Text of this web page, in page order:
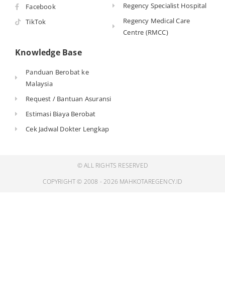
Facebook
TikTok
Regency Specialist Hospital
Regency Medical Care
Centre (RMCC)
Knowledge Base
Panduan Berobat ke
Malaysia
Request / Bantuan Asuransi
Estimasi Biaya Berobat
Cek Jadwal Dokter Lengkap
© ALL RIGHTS RESERVED
COPYRIGHT © 2008 - 2026 MAHKOTAREGENCY.ID